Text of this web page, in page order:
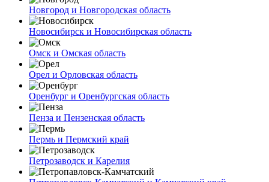
Новгород и Новгородская область
Новосибирск и Новосибирская область
Омск и Омская область
Орел и Орловская область
Оренбург и Оренбургская область
Пенза и Пензенская область
Пермь и Пермский край
Петрозаводск и Карелия